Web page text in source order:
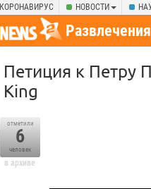
КОРОНАВИРУС НОВОСТИ
Развлечения
Петиция к Петру
King
отметили
6
человек
в архиве